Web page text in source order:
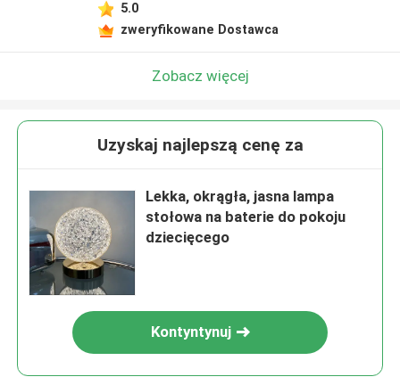
5.0
zweryfikowane Dostawca
Zobacz więcej
Uzyskaj najlepszą cenę za
Lekka, okrągła, jasna lampa
stołowa na baterie do pokoju
dziecięcego
Kontyntynuj